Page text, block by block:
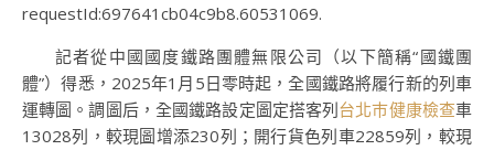
requestId:697641cb04c9b8.60531069.
記者從中國國度鐵路團體無限公司（以下簡稱“國鐵團
體”）得悉，2025年1月5日零時起，全國鐵路將履行新的列車
運轉圖。調圖后，全國鐵路設定圖定搭客列台北巿健康檢查車
13028列，較現圖增添230列；開行貨色列車22859列，較現